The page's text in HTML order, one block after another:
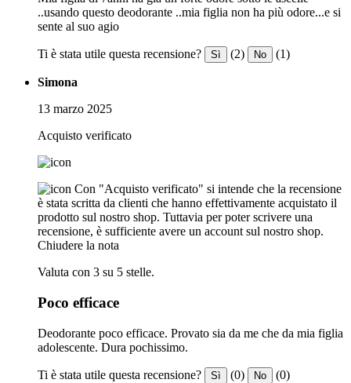
..usando questo deodorante ..mia figlia non ha più odore...e si
sente al suo agio
Ti è stata utile questa recensione? Sì (2) No (1)
Simona
13 marzo 2025
Acquisto verificato
Con "Acquisto verificato" si intende che la recensione
è stata scritta da clienti che hanno effettivamente acquistato il
prodotto sul nostro shop. Tuttavia per poter scrivere una
recensione, è sufficiente avere un account sul nostro shop.
Chiudere la nota
Valuta con 3 su 5 stelle.
Poco efficace
Deodorante poco efficace. Provato sia da me che da mia figlia
adolescente. Dura pochissimo.
Ti è stata utile questa recensione? Sì (0) No (0)